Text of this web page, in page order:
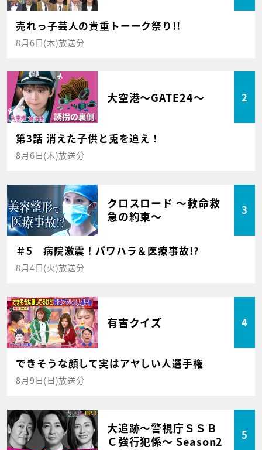
売れっ子芸人の貴重トーーク祭り!!
8月6日(木)放送分
大空港～GATE24～ 2
第3話 消えた子供と兎を追え！
8月6日(木)放送分
クロスロード ～救命救
急の約束～
3
＃5 病院激震！パワハラ＆医療事故!?
8月4日(火)放送分
有吉クイズ 4
できそうな顔して実はアヤしい人選手権
8月9日(日)放送分
大追跡～警視庁ＳＳＢ
Ｃ強行犯係～ Season2
5